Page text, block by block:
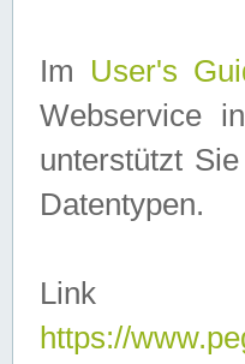
Im User's
Webservice
unterstützt
Datentypen.
https://